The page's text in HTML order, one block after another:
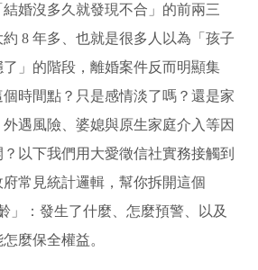
婚沒多久就發現不合」的前兩三
8 年多、也就是很多人以為「孩子
了」的階段，離婚案件反而明顯集
時間點？只是感情淡了嗎？還是家
遇風險、婆媳與原生家庭介入等因
以下我們用大愛徵信社實務接觸到
常見統計邏輯，幫你拆開這個
」：發生了什麼、怎麼預警、以及
麼保全權益。